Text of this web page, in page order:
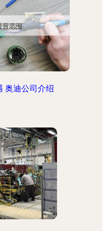
奥迪公司介绍